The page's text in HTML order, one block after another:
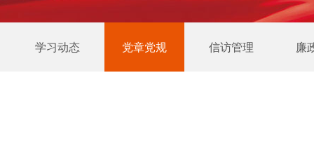
学习动态 党章党规 信访管理 廉